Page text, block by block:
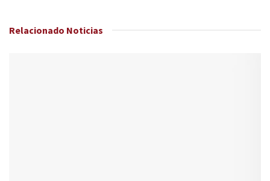
Relacionado Noticias